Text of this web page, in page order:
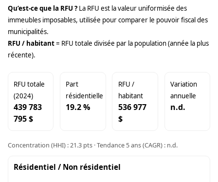
Qu’est-ce que la RFU ? La RFU est la valeur uniformisée des
immeubles imposables, utilisée pour comparer le pouvoir fiscal des
municipalités.
RFU / habitant= RFU totale divisée par la population (année la plus
récente).
RFU totale
(2024)
439 783
795 $
Part
résidentielle
19.2 %
RFU /
habitant
536 977
$
Variation
annuelle
n.d.
Concentration (HHI) : 21.3 pts · Tendance 5 ans (CAGR) : n.d.
Résidentiel / Non résidentiel